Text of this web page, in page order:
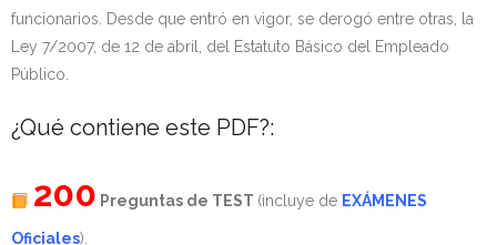
- - TEST de Auxiliar Administrativo DGA Aragón 2026
- Castilla-La Mancha
12,00 €.11,50 €.
funcionarios. Desde que entró en vigor, se derogó entre otras, la
Ley 7/2007, de 12 de abril, del Estatuto Básico del Empleado
Público.
¿Qué contiene este PDF?:
200 Preguntas de TEST (incluye de EXÁMENES
Oficiales).